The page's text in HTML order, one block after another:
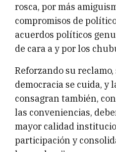
rosca, por más
compromisos de
acuerdos políticos
de cara a y por los
Reforzando su
democracia se cuida, y
consagran también,
las conveniencias,
mayor calidad
participación y